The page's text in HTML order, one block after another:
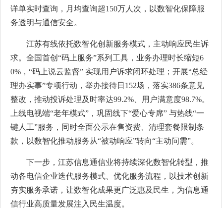
详单实时查询，月均查询超150万人次，以数智化保障服
务透明与通信安全。
江苏有线依托数智化创新服务模式，主动响应民生诉
求。全国首创“码上服务”系列工具，业务办理时长缩短6
0%，“码上说云监督” 实现用户诉求闭环处理；开展“总经
理办实事”专项行动，举办接待日152场，落实386条意见
整改，推动投诉处理及时率达99.2%、用户满意度98.7%。
上线电视端“老年模式”，巩固线下“爱心专席” 与热线“一
键人工”服务，同时全面公示在售资费、清理套餐限制条
款，以数智化推动服务从“被动响应”转向“主动问需”。
下一步，江苏信息通信业将持续深化数智化转型，推
动各电信企业迭代服务模式、优化服务流程，以技术创新
夯实服务承诺，让数智化成果更广泛惠及民生，为信息通
信行业高质量发展注入民生温度。